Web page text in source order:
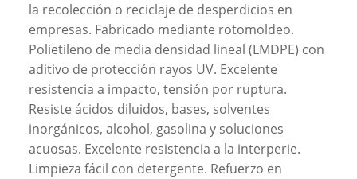
la recolección o reciclaje de desperdicios en
empresas. Fabricado mediante rotomoldeo.
Polietileno de media densidad lineal (LMDPE) con
aditivo de protección rayos UV. Excelente
resistencia a impacto, tensión por ruptura.
Resiste ácidos diluidos, bases, solventes
inorgánicos, alcohol, gasolina y soluciones
acuosas. Excelente resistencia a la interperie.
Limpieza fácil con detergente. Refuerzo en